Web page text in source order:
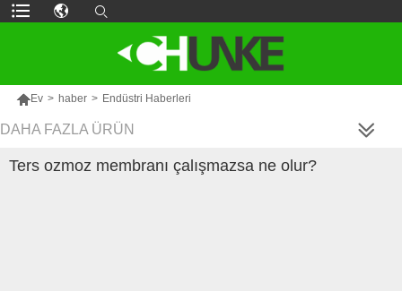
Ev > haber > Endüstri Haberleri
DAHA FAZLA ÜRÜN
Ters ozmoz membranı çalışmazsa ne olur?